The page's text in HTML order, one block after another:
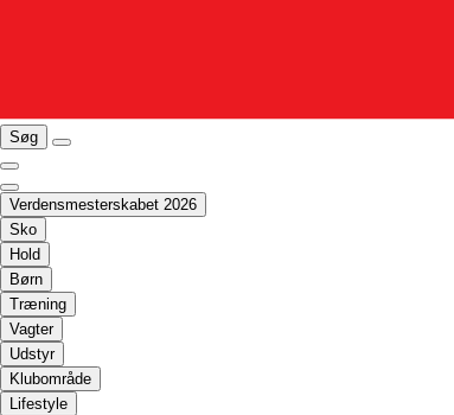
Søg
Verdensmesterskabet 2026
Sko
Hold
Børn
Træning
Vagter
Udstyr
Klubområde
Lifestyle